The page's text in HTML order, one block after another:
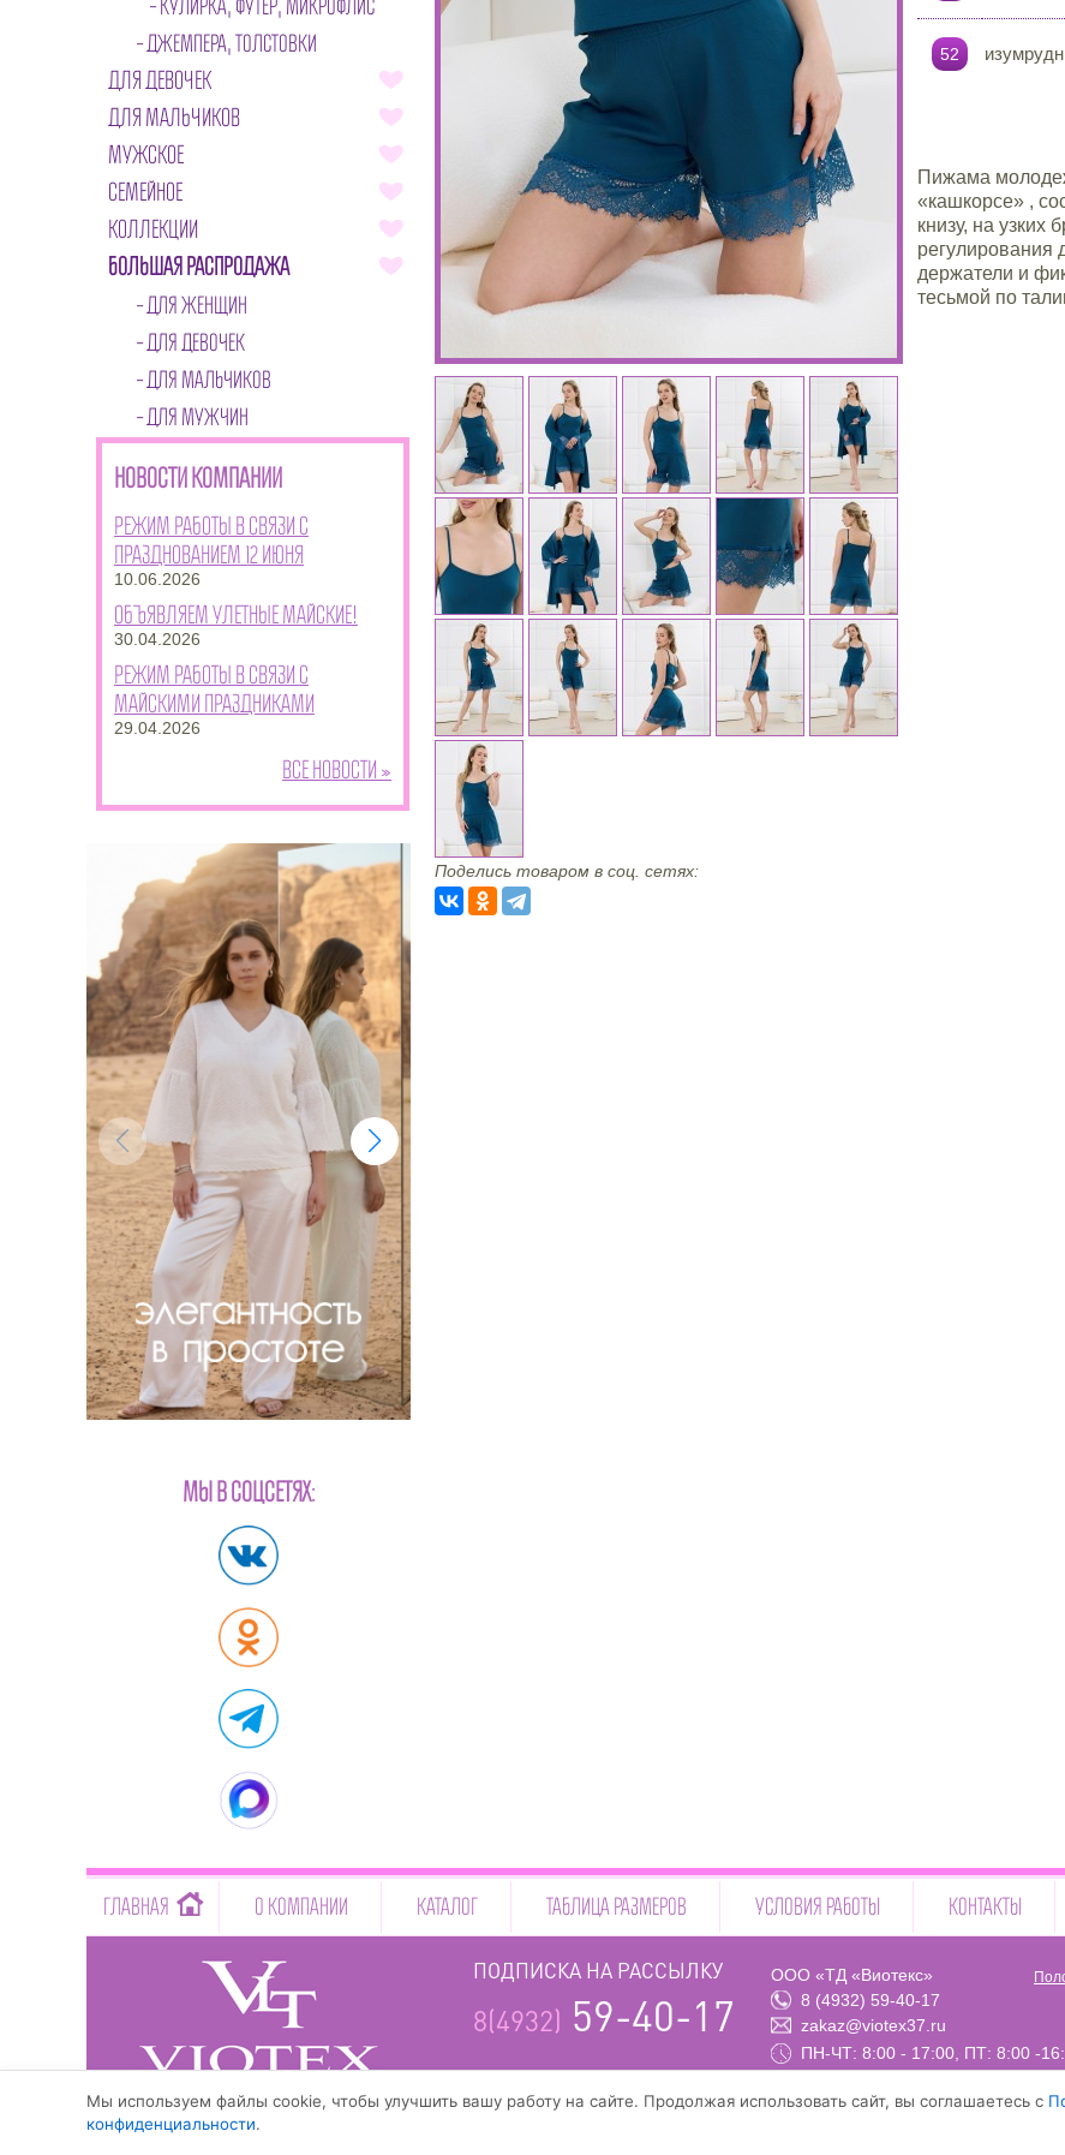
КУЛИРКА, ФУТЕР, МИКРОФЛИС
ДЖЕМПЕРА, ТОЛСТОВКИ
ДЛЯ ДЕВОЧЕК
ДЛЯ МАЛЬЧИКОВ
МУЖСКОЕ
СЕМЕЙНОЕ
КОЛЛЕКЦИИ
БОЛЬШАЯ РАСПРОДАЖА
ДЛЯ ЖЕНЩИН
ДЛЯ ДЕВОЧЕК
ДЛЯ МАЛЬЧИКОВ
ДЛЯ МУЖЧИН
НОВОСТИ КОМПАНИИ
Режим работы в связи с
празднованием 12 июня
10.06.2026
Объявляем улетные майские!
30.04.2026
Режим работы в связи с
майскими праздниками
29.04.2026
Все новости »
МЫ В СОЦСЕТЯХ:
52
Пижама
«кашкорсе» ,
книзу, на узких
регулирования
держатели и
тесьмой по
Поделись товаром в соц. сетях:
ГЛАВНАЯ О КОМПАНИИ КАТАЛОГ ТАБЛИЦА РАЗМЕРОВ УСЛОВИЯ РАБОТЫ КОНТАКТЫ
www.viotex37.ru
ПОДПИСКА НА РАССЫЛКУ
8(4932) 59-40-17
ООО «ТД «Виотекс»
8 (4932) 59-40-17
zakaz@viotex37.ru
ПН-ЧТ: 8:00 - 17:00, ПТ: 8:00 -
-->
Мы используем файлы cookie, чтобы улучшить вашу работу на сайте. Продолжая использовать сайт, вы соглашаетесь с
конфиденциальности.